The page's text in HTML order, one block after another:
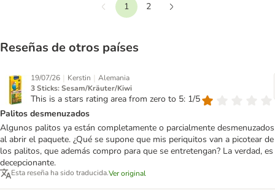
Anterior
1
2
Reseñas de otros países
19/07/26 | Kerstin | Alemania
3 Sticks: Sesam/Kräuter/Kiwi
This is a stars rating area from zero to 5: 1/5
Palitos desmenuzados
Algunos palitos ya están completamente o parcialmente desmenuzados
al abrir el paquete. ¿Qué se supone que mis periquitos van a picotear de
los palitos, que además compro para que se entretengan? La verdad, es
decepcionante.
Esta reseña ha sido traducida.Ver original